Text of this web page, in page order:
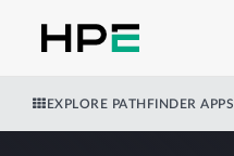
EXPLORE PATHFINDER APPS